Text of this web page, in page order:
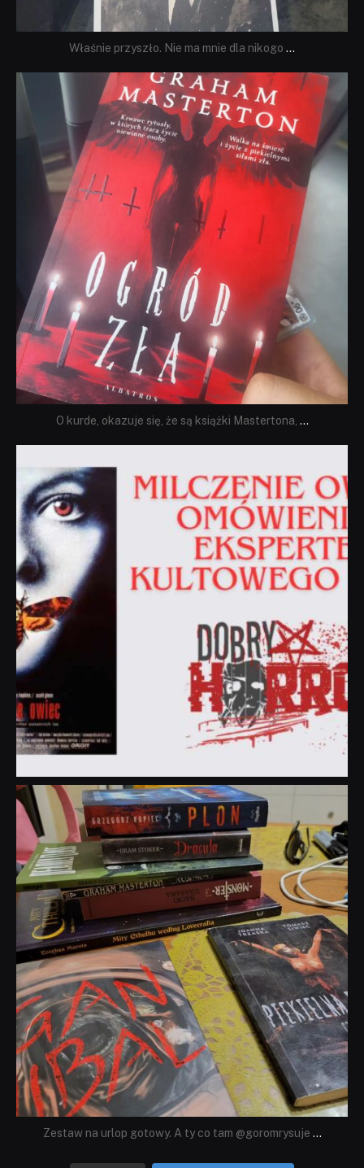
Właśnie przyszło. Nie ma mnie dla nikogo ...
dobryhorror
Sie 23
O kurde, okazuje się, że są książki Mastertona, ...
dobryhorror
Lip 31
Zestaw na urlop gotowy. A ty co tam @goromrysuje ...